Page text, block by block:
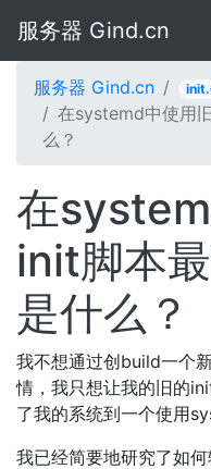
服务器 Gind.cn
服务器 Gind.cn
在systemd中使用
么？
在
init脚本
是什么？
我不想通过创build一个
情，我只想让我的旧的
了我的系统到一个使用
我已经简要地研究了如